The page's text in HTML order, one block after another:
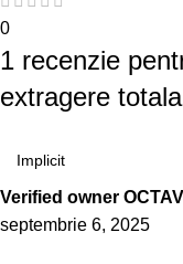
0
1 recenzie
extragere
Verified owner
septembrie 6, 2025